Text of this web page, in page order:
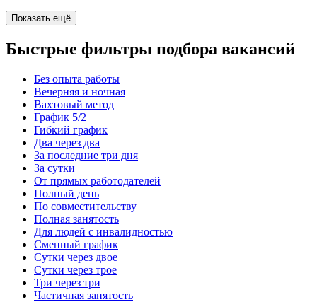
Показать ещё
Быстрые фильтры подбора вакансий
Без опыта работы
Вечерняя и ночная
Вахтовый метод
График 5/2
Гибкий график
Два через два
За последние три дня
За сутки
От прямых работодателей
Полный день
По совместительству
Полная занятость
Для людей с инвалидностью
Сменный график
Сутки через двое
Сутки через трое
Три через три
Частичная занятость